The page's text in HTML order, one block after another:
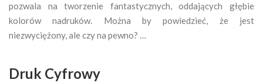
pozwala na tworzenie fantastycznych, oddających głębie
kolorów nadruków. Można by powiedzieć, że jest
niezwyciężony, ale czy na pewno? …
Druk Cyfrowy